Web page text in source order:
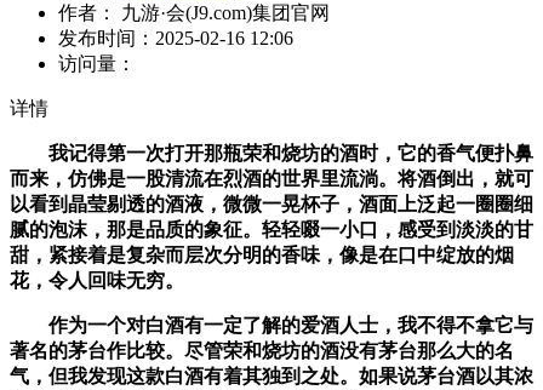
作者： 九游·会(J9.com)集团官网
发布时间： 2025-02-16 12:06
访问量：
详情
我记得第一次打开那瓶荣和烧坊的酒时，它的香气便扑鼻
而来，仿佛是一股清流在烈酒的世界里流淌。将酒倒出，就可
以看到晶莹剔透的酒液，微微一晃杯子，酒面上泛起一圈圈细
腻的泡沫，那是品质的象征。轻轻啜一小口，感受到淡淡的甘
甜，紧接着是复杂而层次分明的香味，像是在口中绽放的烟
花，令人回味无穷。
作为一个对白酒有一定了解的爱酒人士，我不得不拿它与
著名的茅台作比较。尽管荣和烧坊的酒没有茅台那么大的名
气，但我发现这款白酒有着其独到之处。如果说茅台酒以其浓